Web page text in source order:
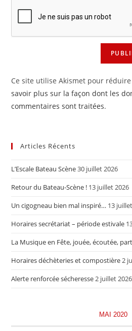
votre
site
(facultatif)
Ce site utilise Akismet pour
savoir plus sur la façon dont les
commentaires sont traitées.
Articles Récents
L’Escale Bateau Scène30 juillet 2026
Retour du Bateau-Scène ! 13 juillet 2026
Un cigogneau bien mal inspiré… 13
Horaires secrétariat – période estivale
La Musique en Fête, jouée, écoutée,
Horaires déchèteries et compostière2
Alerte renforcée sécheresse2 juillet 2026
MAI 2020